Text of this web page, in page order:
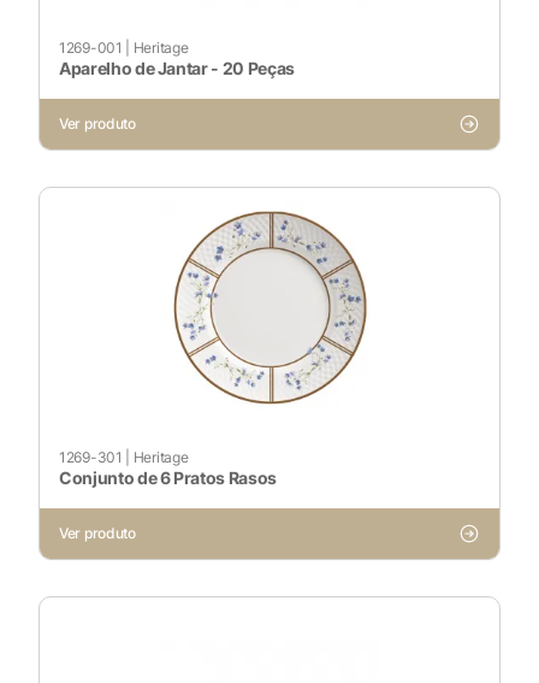
1269-001 Heritage
Aparelho de Jantar - 20 Peças
Ver produto
1269-301 Heritage
Conjunto de 6 Pratos Rasos
Ver produto